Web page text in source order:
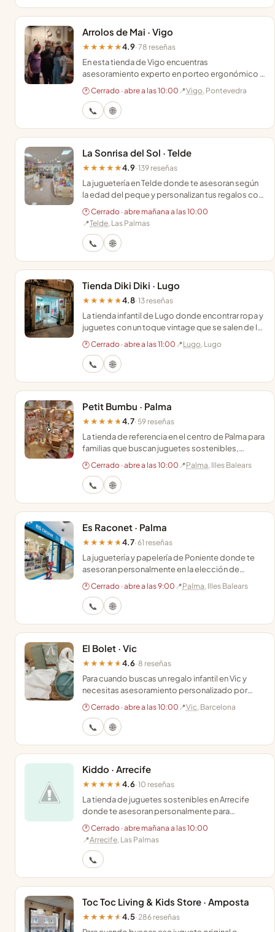
Arrolos de Mai · Vigo
★★★★★4.9· 78 reseñas
En esta tienda de Vigo encuentras
asesoramiento experto en porteo ergonómico y
una selección de juguetes artesanales elegidos
con mucho mimo.
🕐 Cerrado · abre a las 10:00 📍Vigo, Pontevedra
📞 🌐
La Sonrisa del Sol · Telde
★★★★★4.9· 139 reseñas
La juguetería en Telde donde te asesoran según
la edad del peque y personalizan tus regalos con
una tarjeta escrita a mano en cada pedido.
🕐 Cerrado · abre mañana a las 10:00
📍Telde, Las Palmas
📞 🌐
Tienda Diki Diki · Lugo
★★★★★ 4.8· 13 reseñas
La tienda infantil de Lugo donde encontrar ropa y
juguetes con un toque vintage que se salen de lo
convencional en pleno centro de la ciudad.
🕐 Cerrado · abre a las 11:00 📍Lugo, Lugo
📞 🌐
Petit Bumbu · Palma
★★★★★ 4.7· 59 reseñas
La tienda de referencia en el centro de Palma para
familias que buscan juguetes sostenibles,
asesoramiento en porteo y regalos únicos para
bebés.
🕐 Cerrado · abre a las 10:00 📍Palma, Illes Balears
📞 🌐
Es Raconet · Palma
★★★★★ 4.7· 61 reseñas
La juguetería y papelería de Poniente donde te
asesoran personalmente en la elección de
juegos educativos y libros infantiles para todas
las edades.
🕐 Cerrado · abre a las 9:00 📍Palma, Illes Balears
📞 🌐
El Bolet · Vic
★★★★★ 4.6· 8 reseñas
Para cuando buscas un regalo infantil en Vic y
necesitas asesoramiento personalizado por
edades lejos del ritmo de las grandes
jugueterías.
🕐 Cerrado · abre a las 10:00 📍Vic, Barcelona
📞 🌐
Kiddo · Arrecife
★★★★★ 4.6· 10 reseñas
La tienda de juguetes sostenibles en Arrecife
donde te asesoran personalmente para
encontrar el regalo educativo perfecto para
cada edad.
🕐 Cerrado · abre mañana a las 10:00
📍Arrecife, Las Palmas
📞
Toc Toc Living & Kids Store · Amposta
★★★★★ 4.5· 286 reseñas